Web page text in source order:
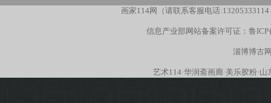
画家114网（请联系客服电话:13205333114
信息产业部网站备案许可证： 鲁ICP
淄博博古
艺术114·华润斋画廊·美乐胶粉·山